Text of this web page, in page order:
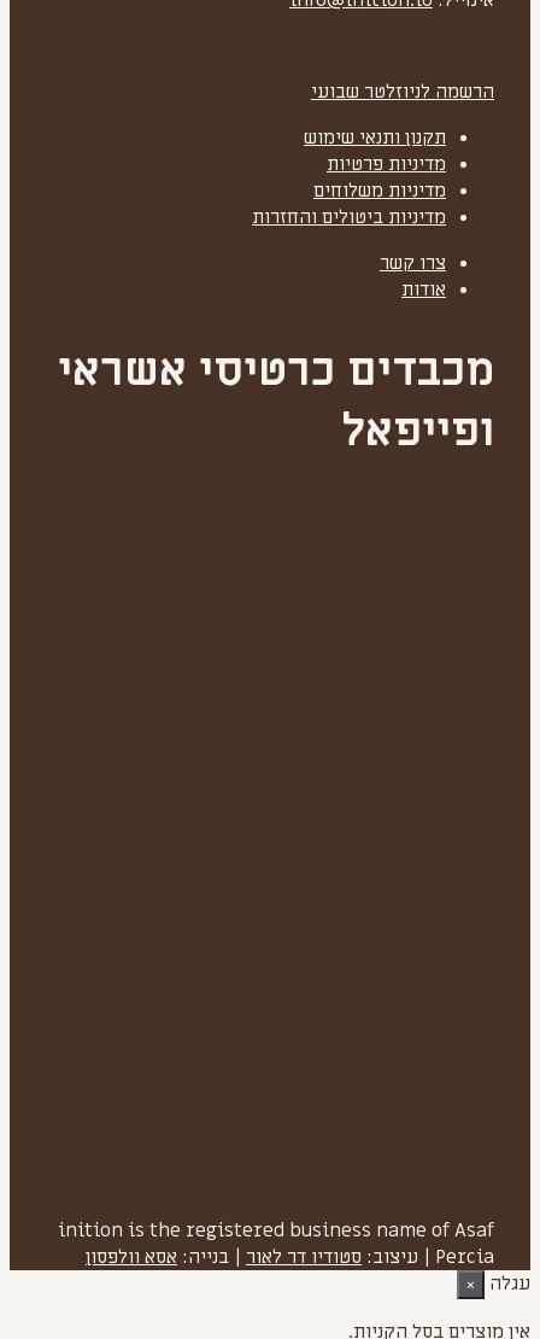
הרשמה לניוזלטר שבועי
תקנון ותנאי שימוש
מדיניות פרטיות
מדיניות משלוחים
מדיניות ביטולים והחזרות
צרו קשר
אודות
מכבדים כרטיסי אשראי
ופייפאל
inition is the registered business name of Asaf
Percia
| עיצוב: סטודיו דר לאור | בנייה: אסא וולפסון
עגלה
×
אין מוצרים בסל הקניות.